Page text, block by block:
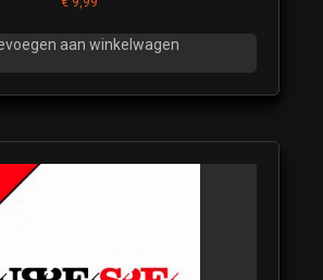
aan winkelwagen